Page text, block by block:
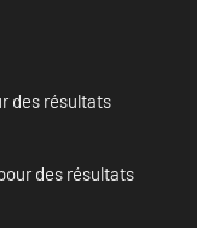
des résultats
des résultats